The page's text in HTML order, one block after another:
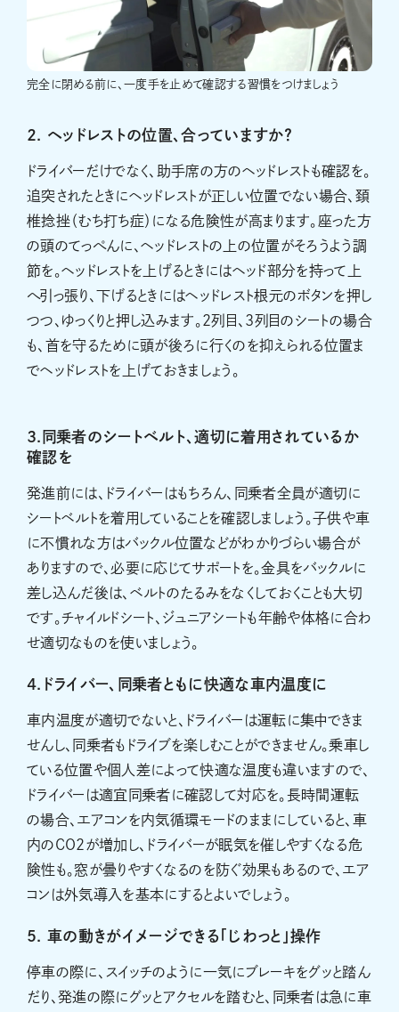
完全に閉める前に、一度手を止めて確認する習慣をつけましょう
2. ヘッドレストの位置、合っていますか？
ドライバーだけでなく、助手席の方のヘッドレストも確認を。
追突されたときにヘッドレストが正しい位置でない場合、頚
椎捻挫（むち打ち症）になる危険性が高まります。座った方
の頭のてっぺんに、ヘッドレストの上の位置がそろうよう調
節を。ヘッドレストを上げるときにはヘッド部分を持って上
へ引っ張り、下げるときにはヘッドレスト根元のボタンを押し
つつ、ゆっくりと押し込みます。2列目、3列目のシートの場合
も、首を守るために頭が後ろに行くのを抑えられる位置ま
でヘッドレストを上げておきましょう。
3.同乗者のシートベルト、適切に着用されているか
確認を
発進前には、ドライバーはもちろん、同乗者全員が適切に
シートベルトを着用していることを確認しましょう。子供や車
に不慣れな方はバックル位置などがわかりづらい場合が
ありますので、必要に応じてサポートを。金具をバックルに
差し込んだ後は、ベルトのたるみをなくしておくことも大切
です。チャイルドシート、ジュニアシートも年齢や体格に合わ
せ適切なものを使いましょう。
4.ドライバー、同乗者ともに快適な車内温度に
車内温度が適切でないと、ドライバーは運転に集中できま
せんし、同乗者もドライブを楽しむことができません。乗車し
ている位置や個人差によって快適な温度も違いますので、
ドライバーは適宜同乗者に確認して対応を。長時間運転
の場合、エアコンを内気循環モードのままにしていると、車
内のCO2が増加し、ドライバーが眠気を催しやすくなる危
険性も。窓が曇りやすくなるのを防ぐ効果もあるので、エア
コンは外気導入を基本にするとよいでしょう。
5. 車の動きがイメージできる「じわっと」操作
停車の際に、スイッチのように一気にブレーキをグッと踏ん
だり、発進の際にグッとアクセルを踏むと、同乗者は急に車